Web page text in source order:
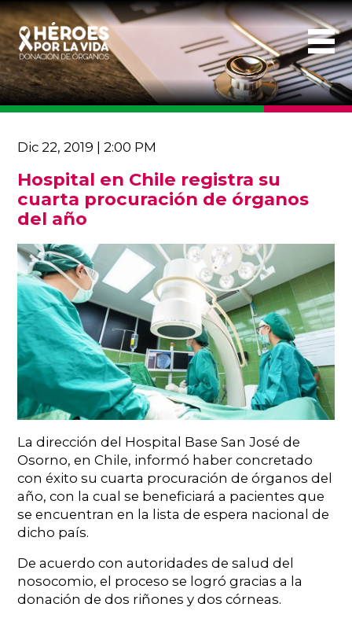
Dic 22, 2019 | 2:00 PM
Hospital en Chile registra su
cuarta procuración de órganos
del año
La dirección del Hospital Base San José de
Osorno, en Chile, informó haber concretado
con éxito su cuarta procuración de órganos del
año, con la cual se beneficiará a pacientes que
se encuentran en la lista de espera nacional de
dicho país.
De acuerdo con autoridades de salud del
nosocomio, el proceso se logró gracias a la
donación de dos riñones y dos córneas.